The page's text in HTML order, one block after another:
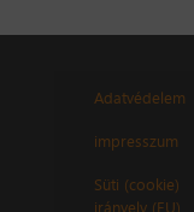
Adatvédelem
impresszum
Süti (cookie)
irányelv (EU)